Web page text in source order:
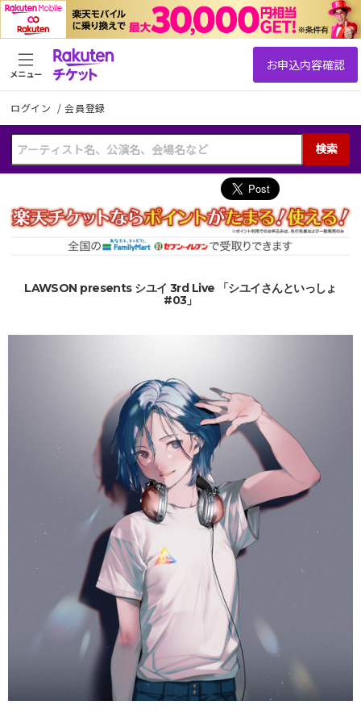
ログイン /会員登録
検索
メニュー
LAWSON presents シユイ 3rd Live 「シユイさんといっしょ
#03」